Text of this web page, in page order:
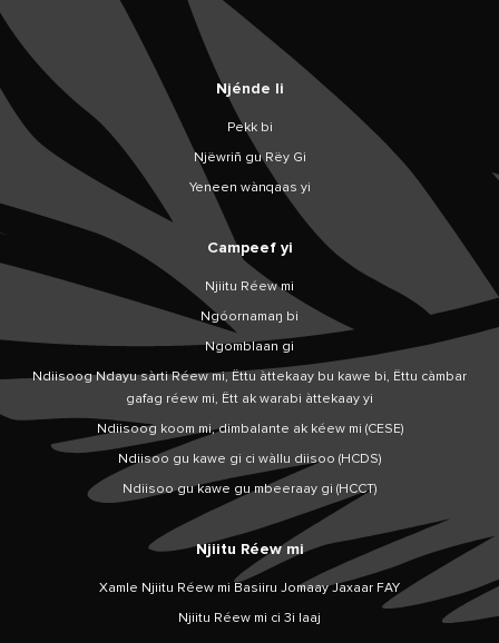
Njénde li
Pekk bi
Njëwriñ gu Rëy Gi
Yeneen wànqaas yi
Campeef yi
Njiitu Réew mi
Ngóornamaŋ bi
Ngomblaan gi
Ndiisoog Ndayu sàrti Réew mi, Ëttu àttekaay bu kawe bi, Ëttu càmbar
gafag réew mi, Ëtt ak warabi àttekaay yi
Ndiisoog koom mi, dimbalante ak kéew mi (CESE)
Ndiisoo gu kawe gi ci wàllu diisoo (HCDS)
Ndiisoo gu kawe gu mbeeraay gi (HCCT)
Njiitu Réew mi
Xamle Njiitu Réew mi Basiiru Jomaay Jaxaar FAY
Njiitu Réew mi ci 3i laaj